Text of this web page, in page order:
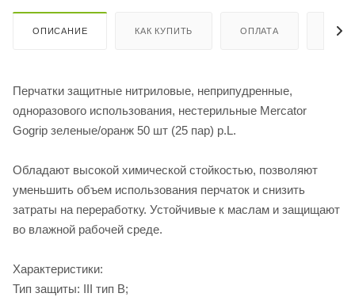
ОПИСАНИЕ КАК КУПИТЬ ОПЛАТА
Перчатки защитные нитриловые, неприпудренные,
одноразового использования, нестерильные Mercator
Gogrip зеленые/оранж 50 шт (25 пар) р.L.
Обладают высокой химической стойкостью, позволяют
уменьшить объем использования перчаток и снизить
затраты на переработку. Устойчивые к маслам и защищают
во влажной рабочей среде.
Характеристики:
Тип защиты: III тип B;